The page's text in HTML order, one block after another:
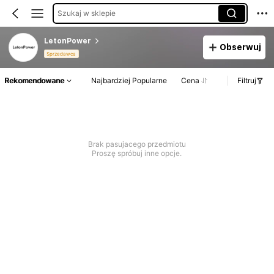
Szukaj w sklepie
LetonPower
Sprzedawca
Obserwuj
Rekomendowane Najbardziej Popularne Cena Filtruj
Brak pasujacego przedmiotu
Proszę spróbuj inne opcje.